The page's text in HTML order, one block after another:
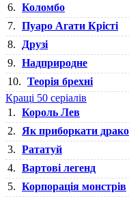
6. Коломбо
7. Пуаро Агати Крісті
8.
Друзі
9. Надприродне
10. Теорія брехні
Кращі 50 серіалів
1. Король Лев
2.
Як приборкати
3. Рататуй
4. Вартові легенд
5. Корпорація монстрів